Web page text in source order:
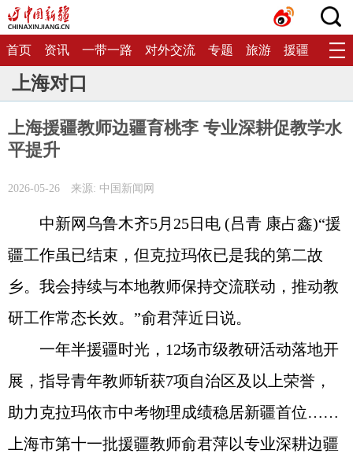
首页 资讯 一带一路 对外交流 专题 旅游 援疆 生态
上海对口
上海援疆教师边疆育桃李 专业深耕促教学水
平提升
2026-05-26 来源: 中国新闻网
中新网乌鲁木齐5月25日电 (吕青 康占鑫)“援
疆工作虽已结束，但克拉玛依已是我的第二故
乡。我会持续与本地教师保持交流联动，推动教
研工作常态长效。”俞君萍近日说。
一年半援疆时光，12场市级教研活动落地开
展，指导青年教师斩获7项自治区及以上荣誉，
助力克拉玛依市中考物理成绩稳居新疆首位……
上海市第十一批援疆教师俞君萍以专业深耕边疆